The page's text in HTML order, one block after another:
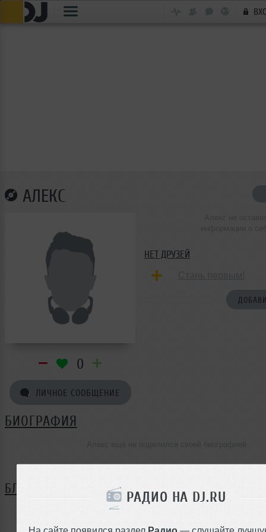
РАДИО НА DJ.RU
На сайте появился раздел Радио — слушайте
АЛЕКС
0
ЛИЧНОЕ СООБЩЕНИЕ
НЕТ ДРУЗЕЙ
БИОГРАФИЯ
БЛОГ